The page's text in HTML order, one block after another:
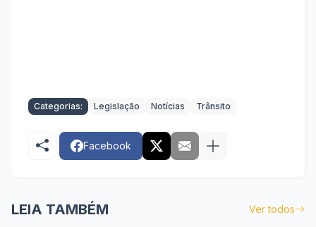
Categorias: Legislação Notícias Trânsito
Facebook
LEIA TAMBÉM Ver todos